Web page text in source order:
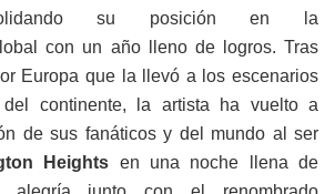
su posición en la
con un añolleno de logros. Tras
Europa que la llevó a los escenarios
del continente, la artista ha vuelto a
de sus fanáticos y del mundo al ser
Heights en una noche llena de